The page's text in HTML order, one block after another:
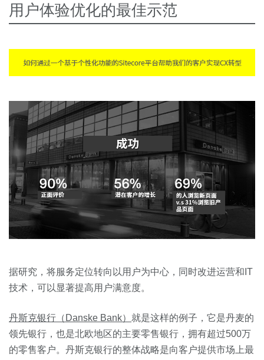
用户体验优化的最佳示范
据研究，将服务定位转向以用户为中心，同时改进运营和IT
技术，可以显著提高用户满意度。
丹斯克银行（Danske Bank） 就是这样的例子，它是丹麦的
领先银行，也是北欧地区的主要零售银行，拥有超过500万
的零售客户。丹斯克银行的整体战略是向客户提供市场上最